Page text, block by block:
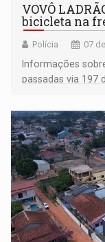
VOVÔ
bicicleta na
Polícia 07
Informações
passadas via 197